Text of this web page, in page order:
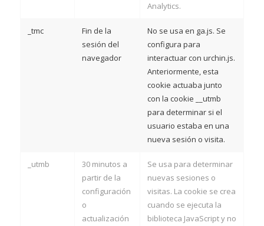
Analytics.
_tmc
Fin de la
sesión del
navegador
No se usa en ga.js. Se
configura para
interactuar con urchin.js.
Anteriormente, esta
cookie actuaba junto
con la cookie __utmb
para determinar si el
usuario estaba en una
nueva sesión o visita.
_utmb
30 minutos a
partir de la
configuración
o
actualización
Se usa para determinar
nuevas sesiones o
visitas. La cookie se crea
cuando se ejecuta la
biblioteca JavaScript y no